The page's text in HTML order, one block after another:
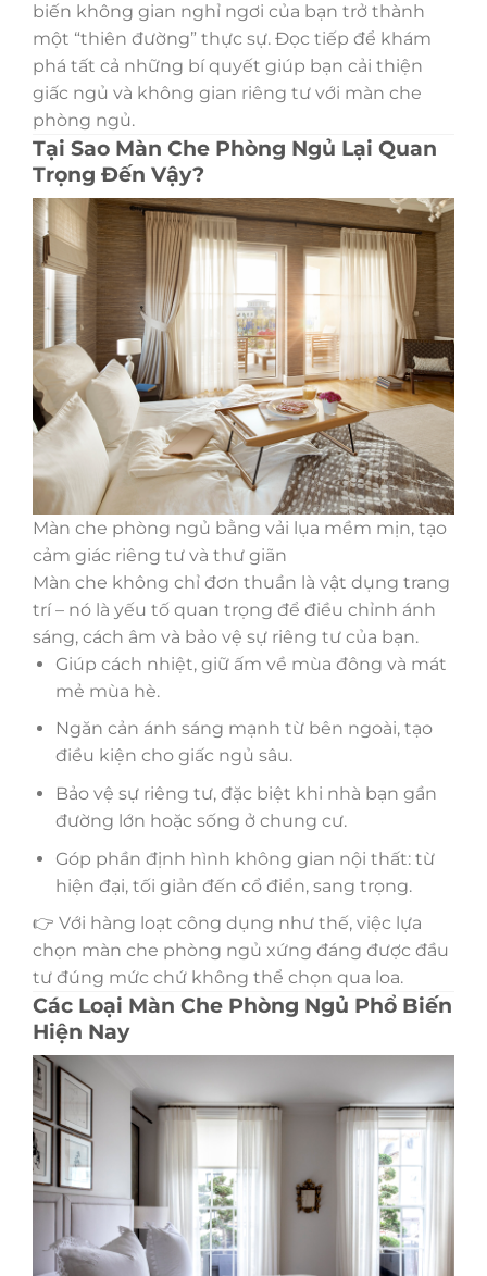
biến không gian nghỉ ngơi của bạn trở thành
một “thiên đường” thực sự. Đọc tiếp để khám
phá tất cả những bí quyết giúp bạn cải thiện
giấc ngủ và không gian riêng tư với màn che
phòng ngủ.
Tại Sao Màn Che Phòng Ngủ Lại Quan
Trọng Đến Vậy?
Màn che phòng ngủ bằng vải lụa mềm mịn, tạo
cảm giác riêng tư và thư giãn
Màn che không chỉ đơn thuần là vật dụng trang
trí – nó là yếu tố quan trọng để điều chỉnh ánh
sáng, cách âm và bảo vệ sự riêng tư của bạn.
Giúp cách nhiệt, giữ ấm về mùa đông và mát
mẻ mùa hè.
Ngăn cản ánh sáng mạnh từ bên ngoài, tạo
điều kiện cho giấc ngủ sâu.
Bảo vệ sự riêng tư, đặc biệt khi nhà bạn gần
đường lớn hoặc sống ở chung cư.
Góp phần định hình không gian nội thất: từ
hiện đại, tối giản đến cổ điển, sang trọng.
👉 Với hàng loạt công dụng như thế, việc lựa
chọn màn che phòng ngủ xứng đáng được đầu
tư đúng mức chứ không thể chọn qua loa.
Các Loại Màn Che Phòng Ngủ Phổ Biến
Hiện Nay